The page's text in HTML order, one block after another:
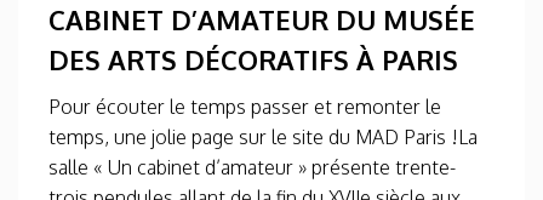
CABINET D’AMATEUR DU MUSÉE
DES ARTS DÉCORATIFS À PARIS
Pour écouter le temps passer et remonter le
temps, une jolie page sur le site du MAD Paris !La
salle « Un cabinet d’amateur » présente trente-